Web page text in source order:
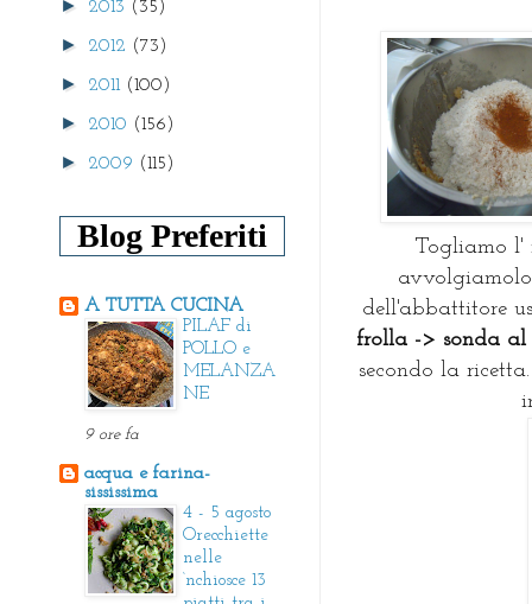
Togliamo l'
dell'abbattitore
frolla -> sonda al
secondo la ricetta.
► 2013 (35)
► 2012 (73)
► 2011 (100)
► 2010 (156)
► 2009 (115)
Blog Preferiti
A TUTTA CUCINA
PILAF di
POLLO e
MELANZA
NE
9 ore fa
acqua e farina-
sississima
4 - 5 agosto
Orecchiette
nelle
‘nchiosce 13